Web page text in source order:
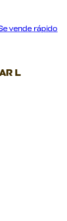
vende rápido
L